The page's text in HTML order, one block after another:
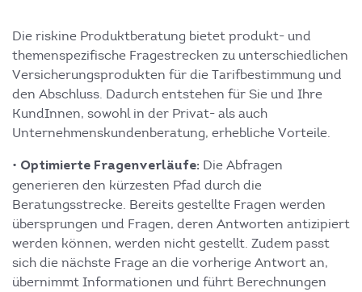
Die riskine Produktberatung bietet produkt- und
themenspezifische Fragestrecken zu unterschiedlichen
Versicherungsprodukten für die Tarifbestimmung und
den Abschluss. Dadurch entstehen für Sie und Ihre
KundInnen, sowohl in der Privat- als auch
Unternehmenskundenberatung, erhebliche Vorteile.
• Optimierte Fragenverläufe: Die Abfragen
generieren den kürzesten Pfad durch die
Beratungsstrecke. Bereits gestellte Fragen werden
übersprungen und Fragen, deren Antworten antizipiert
werden können, werden nicht gestellt. Zudem passt
sich die nächste Frage an die vorherige Antwort an,
übernimmt Informationen und führt Berechnungen